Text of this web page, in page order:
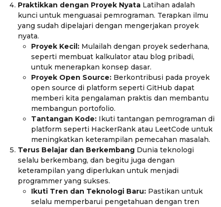
Praktikkan dengan Proyek Nyata Latihan adalah
kunci untuk menguasai pemrograman. Terapkan ilmu
yang sudah dipelajari dengan mengerjakan proyek
nyata.
Proyek Kecil:Mulailah dengan proyek sederhana,
seperti membuat kalkulator atau blog pribadi,
untuk menerapkan konsep dasar.
Proyek Open Source:Berkontribusi pada proyek
open source di platform seperti GitHub dapat
memberi kita pengalaman praktis dan membantu
membangun portofolio.
Tantangan Kode:Ikuti tantangan pemrograman di
platform seperti HackerRank atau LeetCode untuk
meningkatkan keterampilan pemecahan masalah.
Terus Belajar dan Berkembang Dunia teknologi
selalu berkembang, dan begitu juga dengan
keterampilan yang diperlukan untuk menjadi
programmer yang sukses.
Ikuti Tren dan Teknologi Baru:Pastikan untuk
selalu memperbarui pengetahuan dengan tren